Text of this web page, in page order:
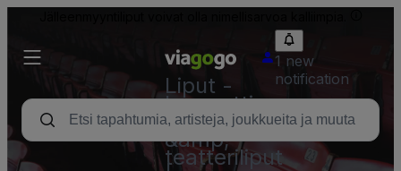
Liput -
konsertti,
urheilu
&amp;
teatteriliput
1 new
notification